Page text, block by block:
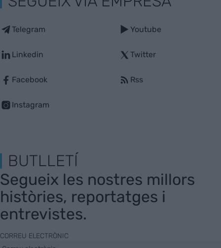
Telegram
Linkedin
Facebook
Instagram
Youtube
Twitter
Rss
BUTLLETÍ
Segueix les nostres millors
històries, reportatges i
entrevistes.
CORREU ELECTRÒNIC